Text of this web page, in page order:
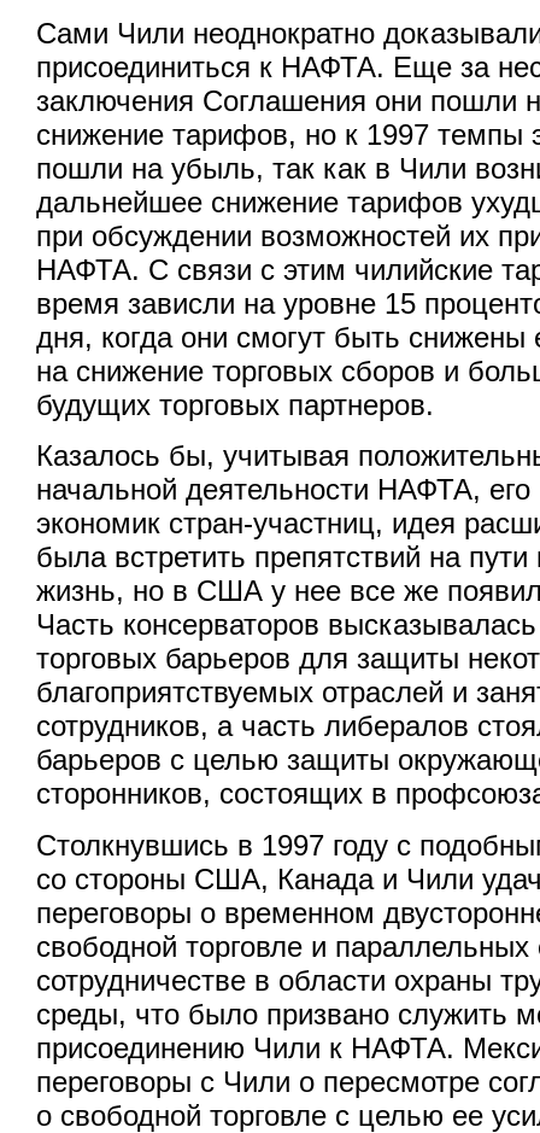
Сами Чили неоднократно
присоединиться к НАФТА. Еще за
заключения Соглашения они пошли
снижение тарифов, но к 1997 темпы
пошли на убыль, так как в Чили
дальнейшее снижение тарифов
при обсуждении возможностей их
НАФТА. С связи с этим чилийские
время зависли на уровне 15
дня, когда они смогут быть
на снижение торговых сборов и
будущих торговых партнеров.
Казалось бы, учитывая
начальной деятельности НАФТА, его
экономик стран-участниц, идея
была встретить препятствий на
жизнь, но в США у нее все же
Часть консерваторов
торговых барьеров для защиты
благоприятствуемых отраслей и
сотрудников, а часть либералов
барьеров с целью защиты
сторонников, состоящих в
Столкнувшись в 1997 году с
со стороны США, Канада и Чили
переговоры о временном
свободной торговле и
сотрудничестве в области охраны
среды, что было призвано служить
присоединению Чили к НАФТА.
переговоры с Чили о пересмотре
о свободной торговле с целью ее